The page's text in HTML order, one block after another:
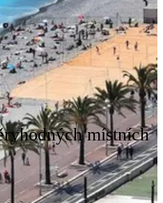
místních